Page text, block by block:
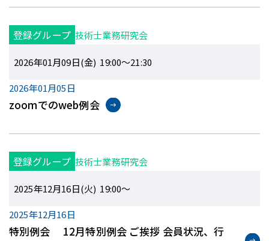
登録グループ 技術士業務研究会
2026年01月09日(金) 19:00～21:30
2026年01月05日
zoomでのweb例会
登録グループ 技術士業務研究会
2025年12月16日(火) 19:00～
2025年12月16日
特別例会 12月特別例会 ご挨拶 会員状況、行